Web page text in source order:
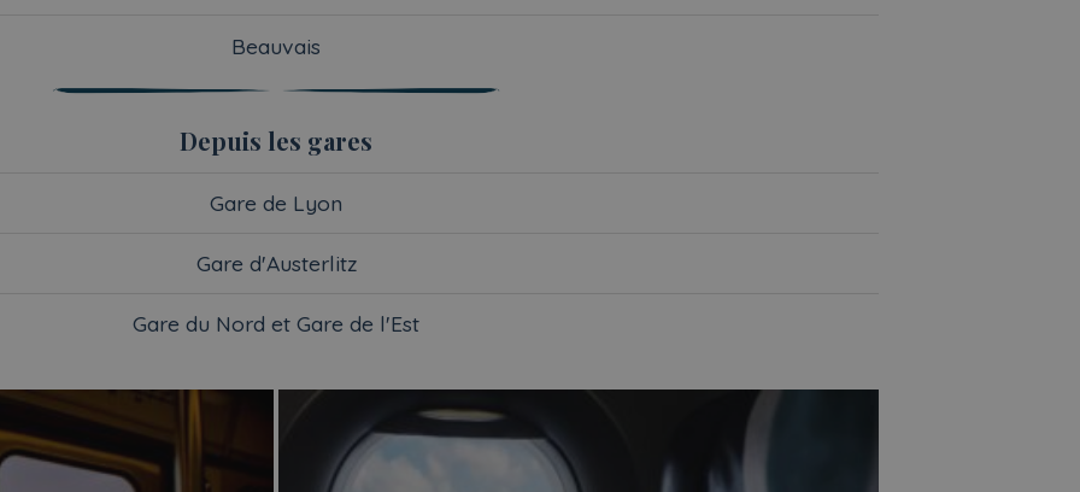
Beauvais
Depuis les gares
Gare de Lyon
Gare d'Austerlitz
Gare du Nord et Gare de l'Est